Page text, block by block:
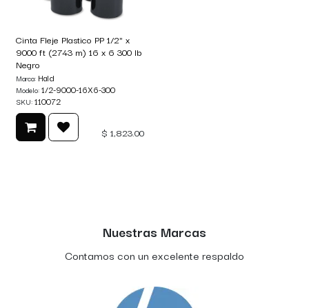
Cinta Fleje Plastico PP 1/2" x
9000 ft (2743 m) 16 x 6 300 lb
Negro
Marca: Hald
Modelo:1/2-9000-16X6-300
SKU:110072
$ 1,823.00
Nuestras Marcas
Contamos con un excelente respaldo